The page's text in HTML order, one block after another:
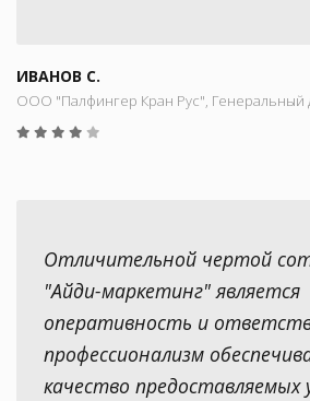
ИВАНОВ С.
ООО "Палфингер Кран Рус", Генеральный
Отличительной чертой
"Айди-маркетинг" является
оперативность и
профессионализм
качество предоставляемых